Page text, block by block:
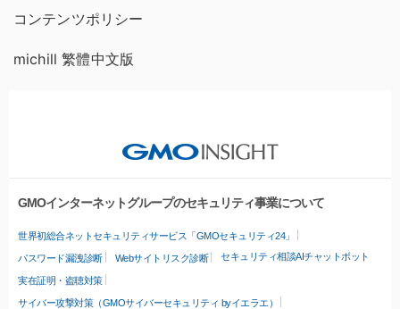
コンテンツポリシー
michill 繁體中文版
GMOインターネットグループのセキュリティ事業について
世界初総合ネットセキュリティサービス「GMOセキュリティ24」
パスワード漏洩診断 Webサイトリスク診断 セキュリティ相談AIチャットボット
実在証明・盗聴対策
サイバー攻撃対策（GMOサイバーセキュリティ byイエラエ）